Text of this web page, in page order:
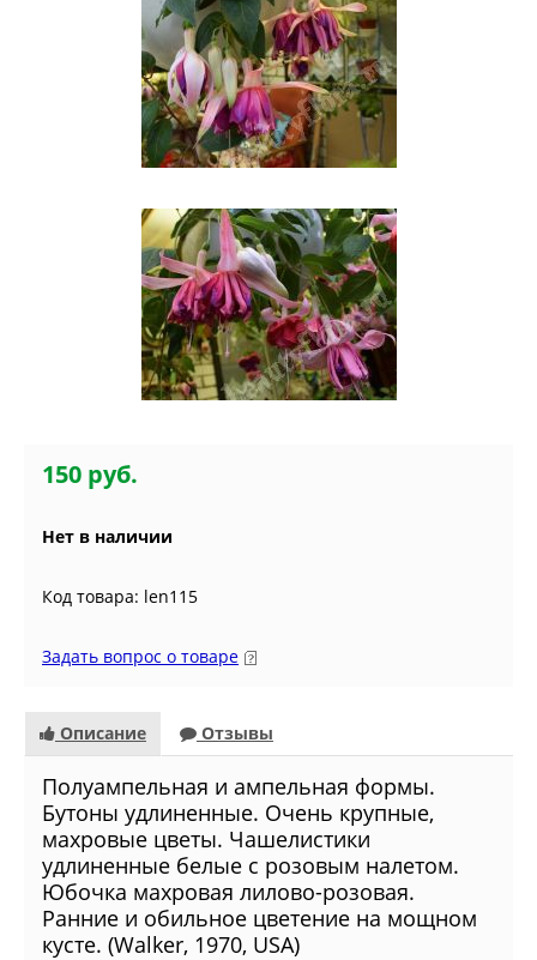
150 руб.
Нет в наличии
Код товара: len115
Задать вопрос о товаре
Описание Отзывы
Полуампельная и ампельная формы.
Бутоны удлиненные. Очень крупные,
махровые цветы. Чашелистики
удлиненные белые с розовым налетом.
Юбочка махровая лилово-розовая.
Ранние и обильное цветение на мощном
кусте. (Walker, 1970, USA)